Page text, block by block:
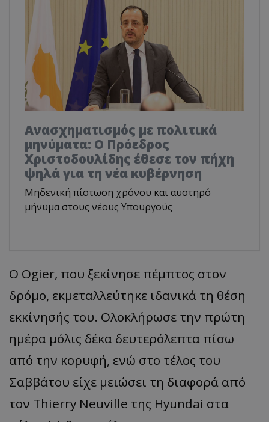
Ανασχηματισμός με πολιτικά
μηνύματα: Ο Πρόεδρος
Χριστοδουλίδης έθεσε τον πήχη
ψηλά για τη νέα κυβέρνηση
Μηδενική πίστωση χρόνου και αυστηρό
μήνυμα στους νέους Υπουργούς
Ο Ogier, που ξεκίνησε πέμπτος στον
δρόμο, εκμεταλλεύτηκε ιδανικά τη θέση
εκκίνησής του. Ολοκλήρωσε την πρώτη
ημέρα μόλις δέκα δευτερόλεπτα πίσω
από την κορυφή, ενώ στο τέλος του
Σαββάτου είχε μειώσει τη διαφορά από
τον Thierry Neuville της Hyundai στα